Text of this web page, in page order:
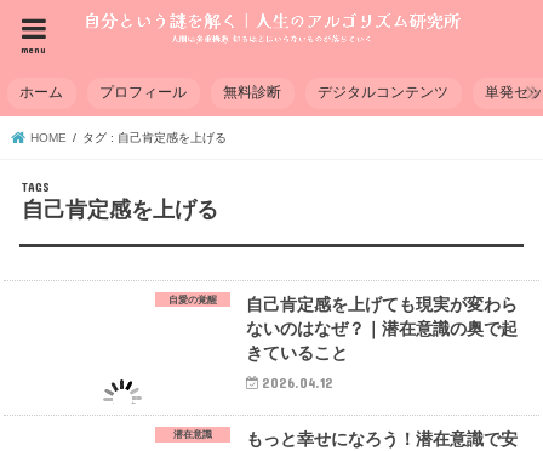
menu
ホーム プロフィール 無料診断 デジタルコンテンツ 単発セ
HOME タグ : 自己肯定感を上げる
自己肯定感を上げる
自愛の覚醒
自己肯定感を上げても現実が変わら
ないのはなぜ？｜潜在意識の奥で起
きていること
2026.04.12
潜在意識
もっと幸せになろう！潜在意識で安